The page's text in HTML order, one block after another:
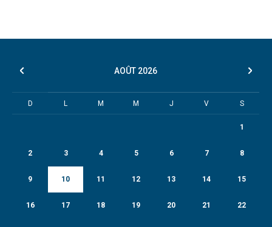
AOÛT 2026
D L M M J V S
1
2 3 4 5 6 7 8
9 10 11 12 13 14 15
16 17 18 19 20 21 22